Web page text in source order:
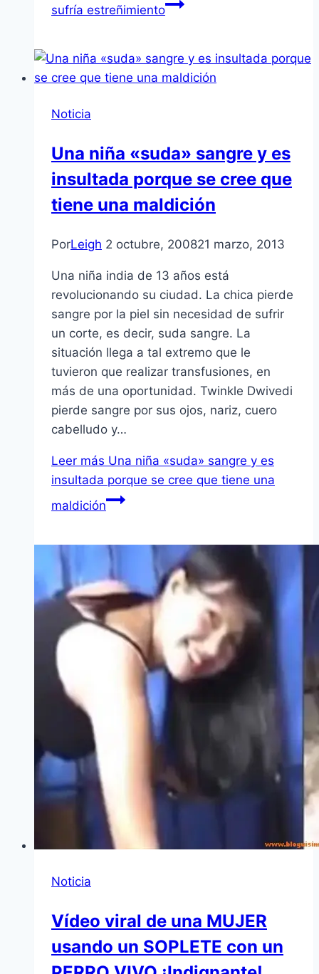
sufría estreñimiento
Noticia
Una niña «suda» sangre y es
insultada porque se cree que
tiene una maldición
PorLeigh 2 octubre, 200821 marzo, 2013
Una niña india de 13 años está
revolucionando su ciudad. La chica pierde
sangre por la piel sin necesidad de sufrir
un corte, es decir, suda sangre. La
situación llega a tal extremo que le
tuvieron que realizar transfusiones, en
más de una oportunidad. Twinkle Dwivedi
pierde sangre por sus ojos, nariz, cuero
cabelludo y…
Leer más Una niña «suda» sangre y es
insultada porque se cree que tiene una
maldición
Noticia
Vídeo viral de una MUJER
usando un SOPLETE con un